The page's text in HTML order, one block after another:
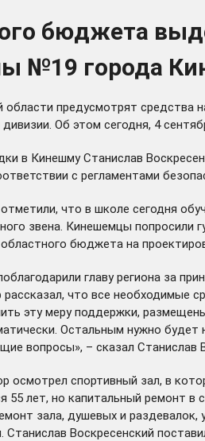
бюджета
№19 города
предусмотрят средства
Об этом сегодня, 4
в Кинешму Станислав
с регламентами
что в школе сегодня
звена. Кинешемцы попросили
бюджета на
главу региона за
рассказал, что все
эту меру поддержки,
Остальным нужно
вопросы», – сказал Станислав
осмотрел спортивный зал, в
55 лет, но капитальный ремонт в
зала, душевых и
Станислав Воскресенский